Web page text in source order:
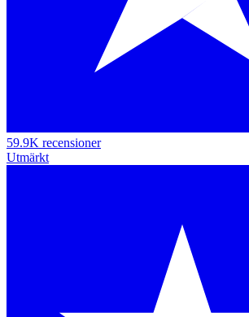
59.9K recensioner
Utmärkt